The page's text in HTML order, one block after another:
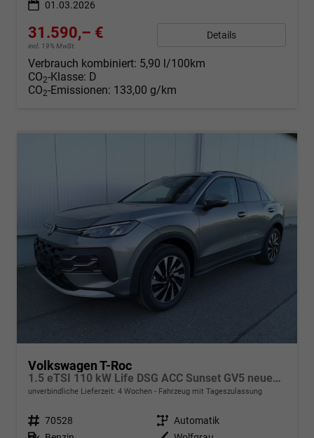
01.03.2026
31.590,– €
incl. 19% MwSt.
Details
Verbrauch kombiniert: 5,90 l/100km
CO2-Klasse: D
CO2-Emissionen: 133,00 g/km
Volkswagen T-Roc
1.5 eTSI 110 kW Life DSG ACC Sunset GV5 neues Modell
unverbindliche Lieferzeit: 4 Wochen Fahrzeug mit Tageszulassung
Fahrzeugnr. 70528 Getriebe Automatik